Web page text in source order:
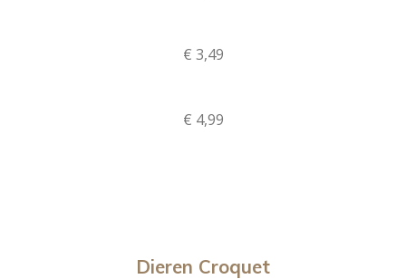
€ 3,49
€ 4,99
Dieren Croquet